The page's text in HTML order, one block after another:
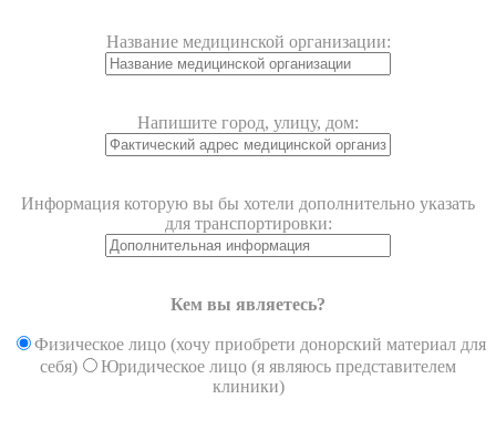
Название медицинской организации:
Напишите город, улицу, дом:
Информация которую вы бы хотели дополнительно указать
для транспортировки:
Кем вы являетесь?
Физическое лицо (хочу приобрети донорский материал для
себя)
Юридическое лицо (я являюсь представителем
клиники)